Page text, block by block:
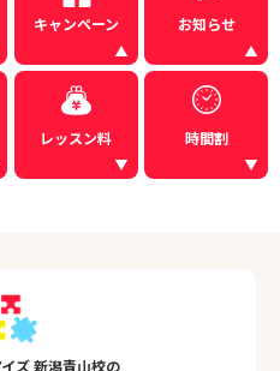
キャンペーン お知らせ
レッスン料 時間割
ズ 新潟青山校の